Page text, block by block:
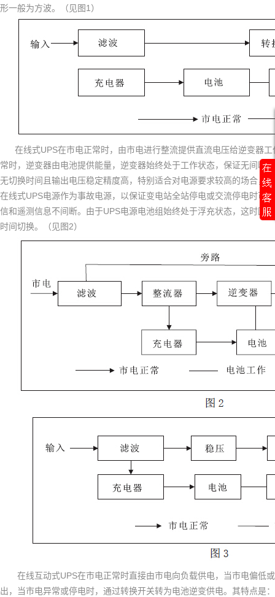
形一般为方波。（见图 1 ）
在线式UPS在市电正常时，由市电进行整流提供直流电压给逆变器工
常时，逆变器由电池提供能量，逆变器始终处于工作状态，保证无间断
无切换时间且输出电压稳定精度高，特别适合对电源要求较高的场合，
在线式UPS电源作为事故电源，以保证变电站全站停电或交流停电时可
信和遥测信息不间断。由于UPS电源电池组始终处于浮充状态，这时因
时间切换。（见图 2）
在线互动式UPS在市电正常时直接由市电向负载供电，当市电偏低
出，当市电异常或停电时，通过转换开关转为电池逆变供电。其特点是